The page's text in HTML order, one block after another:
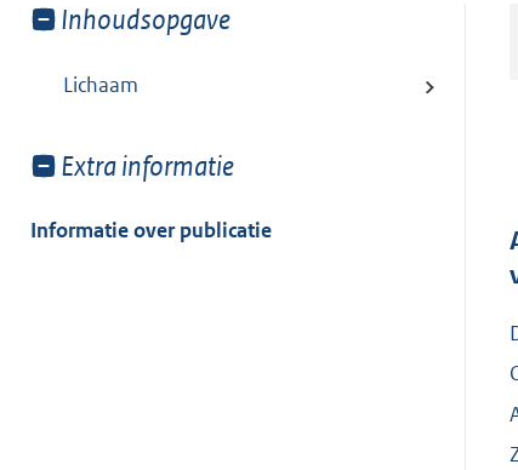
Toon
van:
Inhoudsopgave
Lichaam
Toon
van:
Extra informatie
Informatie over publicatie